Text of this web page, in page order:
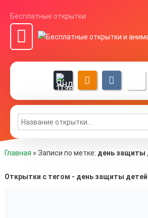
Бесплатные открытки
Главная » Записи по метке: день защиты
Открытки с тегом - день защиты детей